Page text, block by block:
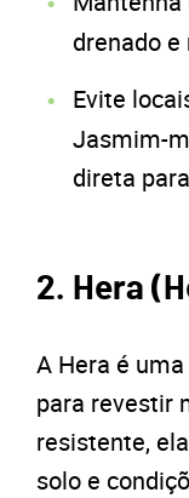
drenado
Evite
Jasmim-
direta
2. Hera
A Hera é
para revestir
resistente,
solo e